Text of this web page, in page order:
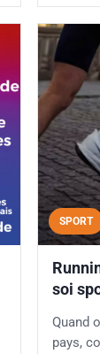
SPORT
soi
Quand
pays,